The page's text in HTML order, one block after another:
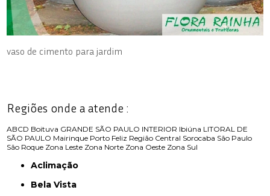
vaso de cimento para jardim
Regiões onde a atende :
ABCD Boituva GRANDE SÃO PAULO INTERIOR Ibiúna LITORAL DE
SÃO PAULO Mairinque Porto Feliz Região Central Sorocaba São Paulo
São Roque Zona Leste Zona Norte Zona Oeste Zona Sul
Aclimação
Bela Vista